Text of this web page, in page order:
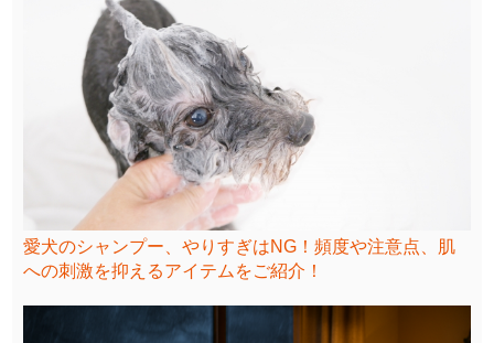
愛犬のシャンプー、やりすぎはNG！頻度や注意点、肌
への刺激を抑えるアイテムをご紹介！